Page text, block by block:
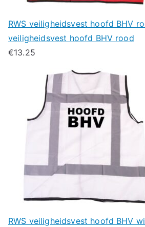
RWS veiligheidsvest hoofd BHV
veiligheidsvest hoofd BHV rood
€13.25
RWS veiligheidsvest hoofd BHV